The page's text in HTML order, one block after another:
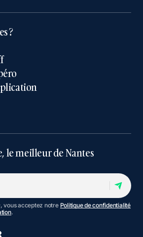
?
le meilleur de Nantes
, vous acceptez notre Politique de confidentialité
.